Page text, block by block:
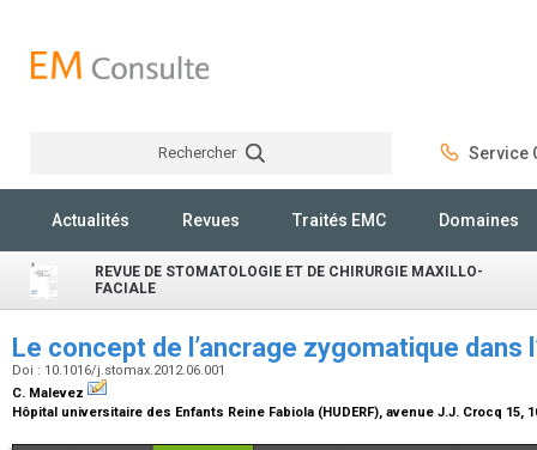
Rechercher Service
Actualités Revues Traités EMC Domaines
REVUE DE STOMATOLOGIE ET DE CHIRURGIE MAXILLO-
FACIALE
Le concept de l’ancrage zygomatique
Doi : 10.1016/j.stomax.2012.06.001
C. Malevez
Hôpital universitaire des Enfants Reine Fabiola (HUDERF), avenue J.J. Crocq 15,